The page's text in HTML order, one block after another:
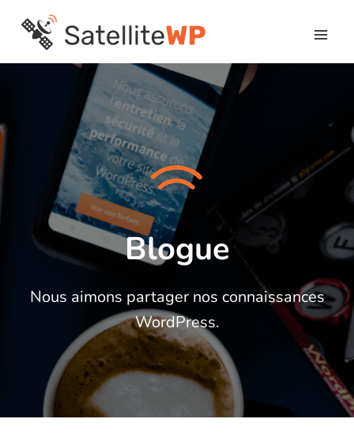
content
Blogue
Nous aimons partager nos connaissances
WordPress.